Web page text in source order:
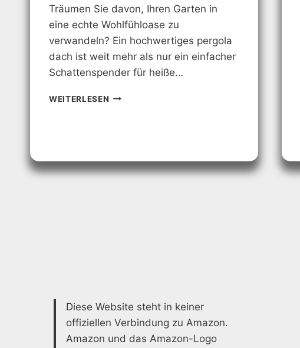
Träumen Sie davon, Ihren Garten in
eine echte Wohlfühloase zu
verwandeln? Ein hochwertiges pergola
dach ist weit mehr als nur ein einfacher
Schattenspender für heiße…
WEITERLESEN PERGOLA
TERRASSE
Diese Website steht in keiner
offiziellen Verbindung zu Amazon.
Amazon und das Amazon-Logo